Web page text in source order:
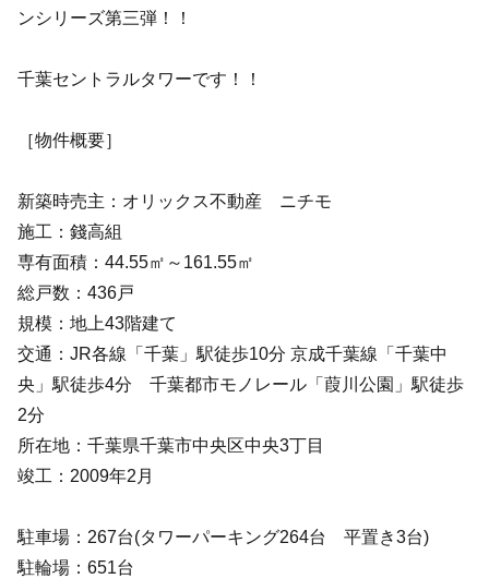
ンシリーズ第三弾！！
千葉セントラルタワーです！！
［物件概要］
新築時売主：オリックス不動産 ニチモ
施工：錢高組
専有面積：44.55㎡～161.55㎡
総戸数：436戸
規模：地上43階建て
交通：JR各線「千葉」駅徒歩10分 京成千葉線「千葉中
央」駅徒歩4分 千葉都市モノレール「葭川公園」駅徒歩
2分
所在地：千葉県千葉市中央区中央3丁目
竣工：2009年2月
駐車場：267台(タワーパーキング264台 平置き3台)
駐輪場：651台